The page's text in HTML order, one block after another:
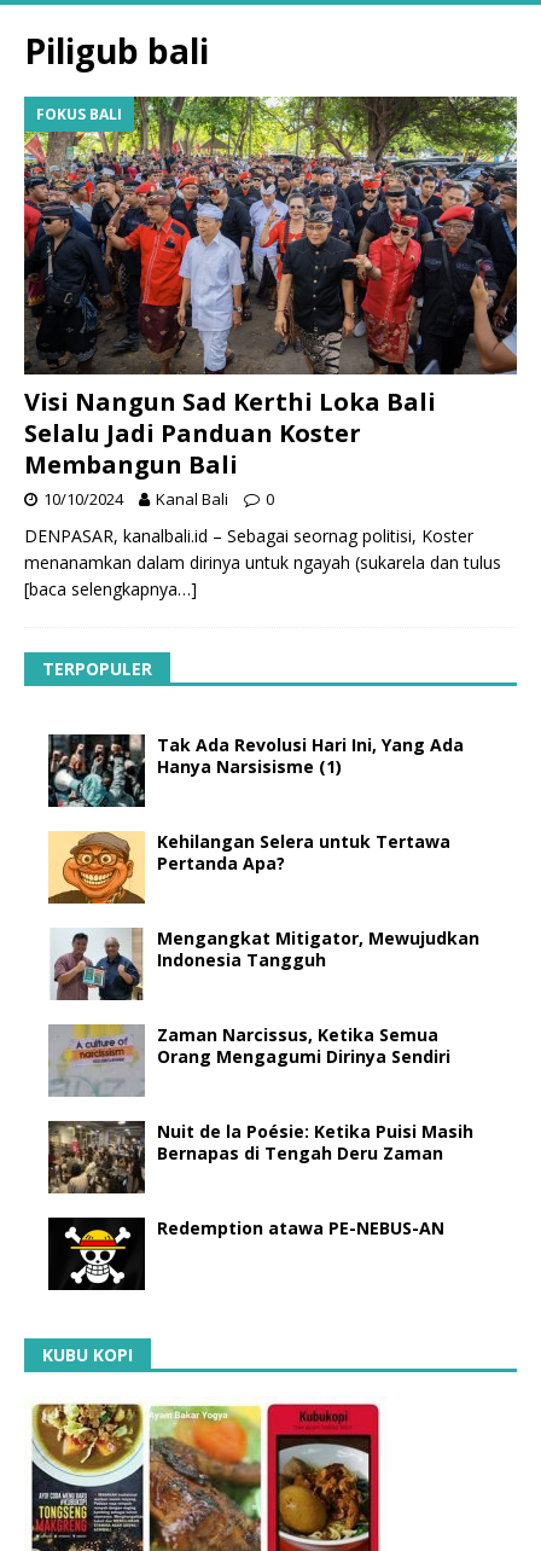
Piligub bali
FOKUS BALI
Visi Nangun Sad Kerthi Loka Bali
Selalu Jadi Panduan Koster
Membangun Bali
10/10/2024 Kanal Bali 0
DENPASAR, kanalbali.id – Sebagai seornag politisi, Koster
menanamkan dalam dirinya untuk ngayah (sukarela dan tulus
[baca selengkapnya…]
TERPOPULER
Tak Ada Revolusi Hari Ini, Yang Ada
Hanya Narsisisme (1)
Kehilangan Selera untuk Tertawa
Pertanda Apa?
Mengangkat Mitigator, Mewujudkan
Indonesia Tangguh
Zaman Narcissus, Ketika Semua
Orang Mengagumi Dirinya Sendiri
Nuit de la Poésie: Ketika Puisi Masih
Bernapas di Tengah Deru Zaman
Redemption atawa PE-NEBUS-AN
KUBU KOPI